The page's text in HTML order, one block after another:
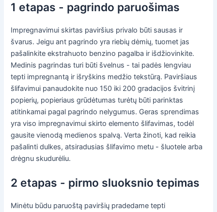
1 etapas - pagrindo paruošimas
Impregnavimui skirtas paviršius privalo būti sausas ir
švarus. Jeigu ant pagrindo yra riebių dėmių, tuomet jas
pašalinkite ekstrahuoto benzino pagalba ir išdžiovinkite.
Medinis pagrindas turi būti švelnus - tai padės lengviau
tepti impregnantą ir išryškins medžio tekstūrą. Paviršiaus
šlifavimui panaudokite nuo 150 iki 200 gradacijos švitrinį
popierių, popieriaus grūdėtumas turėtų būti parinktas
atitinkamai pagal pagrindo nelygumus. Geras sprendimas
yra viso impregnavimui skirto elemento šlifavimas, todėl
gausite vienodą medienos spalvą. Verta žinoti, kad reikia
pašalinti dulkes, atsiradusias šlifavimo metu - šluotele arba
drėgnu skudurėliu.
2 etapas - pirmo sluoksnio tepimas
Minėtu būdu paruoštą paviršių pradedame tepti